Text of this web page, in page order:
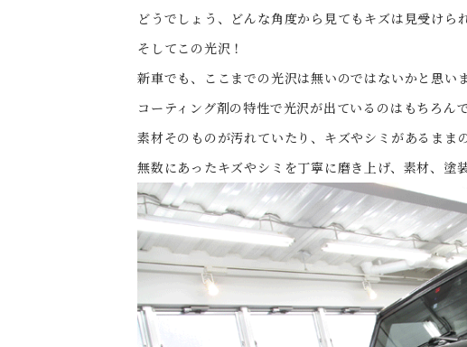
どうでしょう、どんな角度から見てもキズは見受けら
そしてこの光沢！
新車でも、ここまでの光沢は無いのではないかと思いま
コーティング剤の特性で光沢が出ているのはもちろん
素材そのものが汚れていたり、キズやシミがあるまま
無数にあったキズやシミを丁寧に磨き上げ、素材、塗